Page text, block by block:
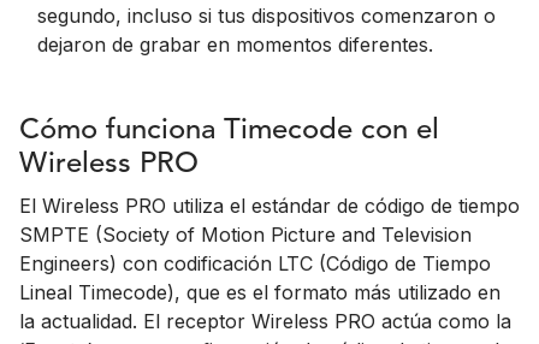
segundo, incluso si tus dispositivos comenzaron o
dejaron de grabar en momentos diferentes.
Cómo funciona Timecode con el
Wireless PRO
El Wireless PRO utiliza el estándar de código de tiempo
SMPTE (Society of Motion Picture and Television
Engineers) con codificación LTC (Código de Tiempo
Lineal Timecode), que es el formato más utilizado en
la actualidad. El receptor Wireless PRO actúa como la